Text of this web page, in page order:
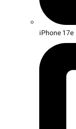
iPhone 17e